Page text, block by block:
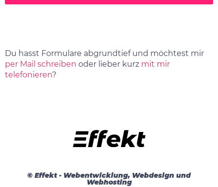
Du hasst Formulare abgrundtief und möchtest mir
per Mail schreiben oder lieber kurz mit mir
telefonieren?
© Effekt - Webentwicklung, Webdesign und
Webhosting